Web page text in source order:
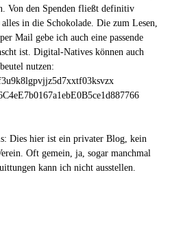
Von den Spenden fließt definitiv
in die Schokolade. Die zum Lesen,
Mail gebe ich auch eine passende
ist. Digital-Natives können auch
nutzen:
Dies hier ist ein privater Blog, kein
Oft gemein, ja, sogar manchmal
kann ich nicht ausstellen.